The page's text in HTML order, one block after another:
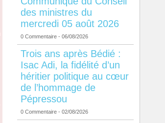
des ministres du
mercredi 05 août 2026
0 Commentaire - 06/08/2026
Trois ans après Bédié :
Isac Adi, la fidélité d’un
héritier politique au cœur
de l’hommage de
Pépressou
0 Commentaire - 02/08/2026